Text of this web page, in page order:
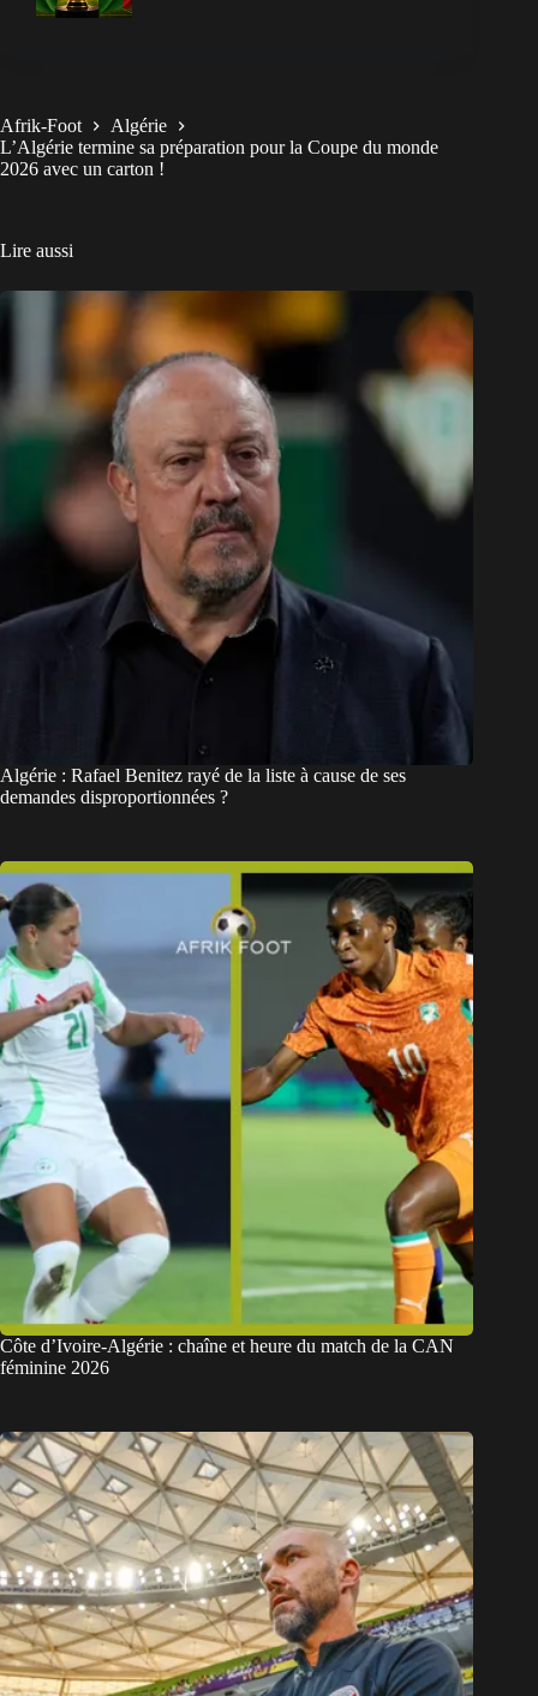
Afrik-Foot
Algérie
L’Algérie termine sa préparation pour la Coupe du monde
2026 avec un carton !
Lire aussi
Algérie : Rafael Benitez rayé de la liste à cause de ses
demandes disproportionnées ?
Côte d’Ivoire-Algérie : chaîne et heure du match de la CAN
féminine 2026